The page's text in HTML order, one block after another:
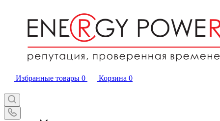
Избранные товары 0 Корзина 0